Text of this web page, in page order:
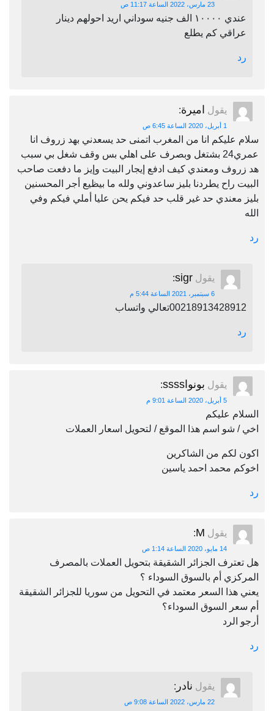
23 مارس، 2022 الساعة 11:17 ص
عندي ١٠٠٠٠ الف جنيه سوداني اريد احولهم دينار
عراقي كم يطلع
رد
يقول اميرة:
1 أبريل، 2020 الساعة 6:45 ص
سلام عليكم انا من المغرب اتمنى حد يسعدني بهد زروف انا
عمري24 بشتغل وبصرف على اهلي بس وقف شغل بي سبب
هد زروف ومعندي كيف ادفع إيجار البيت وإيز ما دفعت صاحب
البيت راح يطردنا بليز ساعدوني ولله ما بيظيع أجر المحسنين
بليز معندي حد غير قلب حد فيكم يحن عليا أملي فيكم وفي
الله
رد
يقول sigr
:
6 سبتمبر، 2021 الساعة 5:44 م
00218913428912تعالي واتساب
رد
يقول بونواssss :
5 أبريل، 2020 الساعة 9:01 م
السلام عليكم
اخي / شو اسم هذا الموقع / لتحويل اسعار العملات
اكون لكم من الشاكرين
اخوكم محمد احمد ياسين
رد
يقول M
:
14 مايو، 2020 الساعة 1:14 ص
هل تعترف الجزائر الشقيقة بتحويل العملات بالمصرف
المركزي أم بالسوق السوداء ؟
يعني هذا السعر معتمد في التحويل من سوريا للجزائر الشقيقة
أم سعر السوق السوداء؟
أرجو الرد
رد
يقول نادر :
22 مارس، 2022 الساعة 9:08 ص